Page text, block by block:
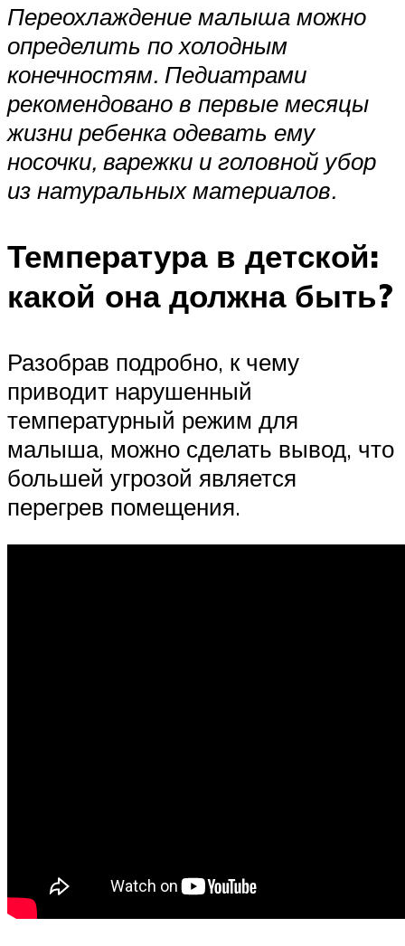
Переохлаждение малыша можно
определить по холодным
конечностям. Педиатрами
рекомендовано в первые месяцы
жизни ребенка одевать ему
носочки, варежки и головной убор
из натуральных материалов.
Температура в детской:
какой она должна быть?
Разобрав подробно, к чему
приводит нарушенный
температурный режим для
малыша, можно сделать вывод, что
большей угрозой является
перегрев помещения.